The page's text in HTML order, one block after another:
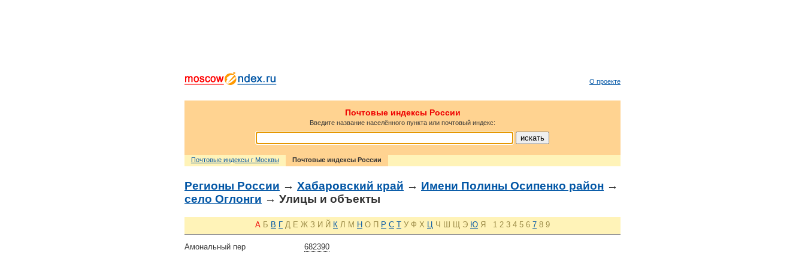
О проекте
Почтовые индексы России
Введите название населённого пункта или почтовый индекс:
Почтовые индексы г Москвы Почтовые индексы России
Регионы России → Хабаровский край → Имени Полины Осипенко район →
село Оглонги → Улицы и объекты
А Б В Г Д Е Ж З И Й К Л М Н О П Р С Т У Ф Х Ц Ч Ш Щ Э Ю Я 1 2 3 4 5 6 7 8 9
682390
Амональный пер